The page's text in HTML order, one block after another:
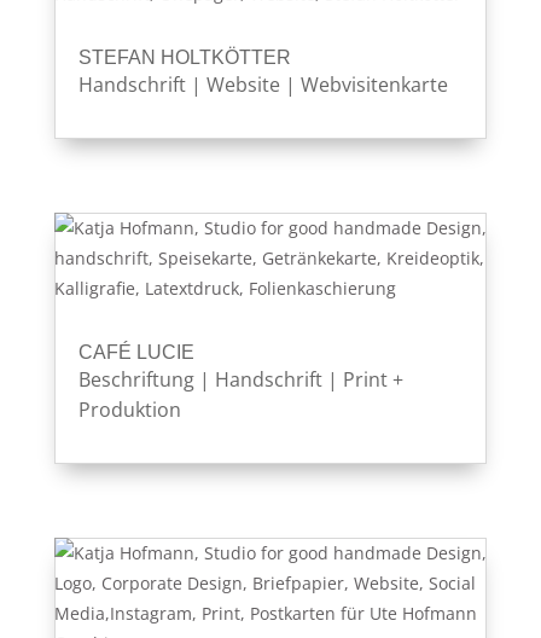
STEFAN HOLTKÖTTER
Handschrift| Website| Webvisitenkarte
CAFÉ LUCIE
Beschriftung| Handschrift| Print +
Produktion